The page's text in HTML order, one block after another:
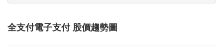
全支付電子支付 股價趨勢圖